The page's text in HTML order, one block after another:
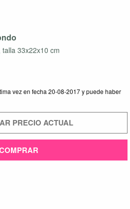
33x22x10 cm
vez en fecha 20-08-2017 y puede haber
PRECIO ACTUAL